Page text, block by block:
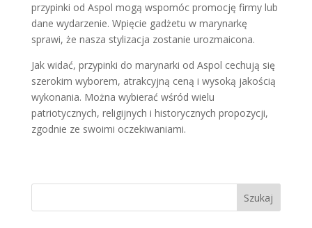
przypinki od Aspol mogą wspomóc promocję firmy lub
dane wydarzenie. Wpięcie gadżetu w marynarkę
sprawi, że nasza stylizacja zostanie urozmaicona.
Jak widać, przypinki do marynarki od Aspol cechują się
szerokim wyborem, atrakcyjną ceną i wysoką jakością
wykonania. Można wybierać wśród wielu
patriotycznych, religijnych i historycznych propozycji,
zgodnie ze swoimi oczekiwaniami.
Szukaj